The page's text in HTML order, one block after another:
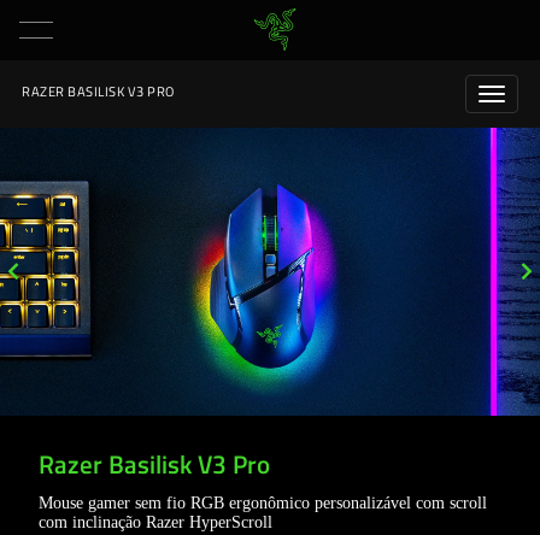
RAZER BASILISK V3 PRO
Razer Basilisk V3 Pro
Mouse gamer sem fio RGB ergonômico personalizável com scroll
com inclinação Razer HyperScroll